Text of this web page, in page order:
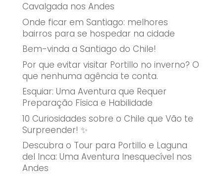
Cavalgada nos Andes
Onde ficar em Santiago: melhores
bairros para se hospedar na cidade
Bem-vinda a Santiago do Chile!
Por que evitar visitar Portillo no inverno? O
que nenhuma agência te conta.
Esquiar: Uma Aventura que Requer
Preparação Física e Habilidade
10 Curiosidades sobre o Chile que Vão te
Surpreender! ✨
Descubra o Tour para Portillo e Laguna
del Inca: Uma Aventura Inesquecível nos
Andes